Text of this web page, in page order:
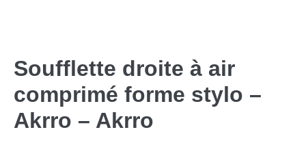
Soufflette droite à air
comprimé forme stylo –
Akrro – Akrro